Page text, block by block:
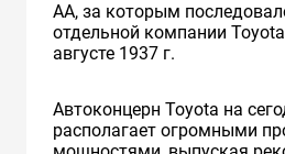
AA, за которым
отдельной компании
августе 1937 г.
Автоконцерн Toyota на
располагает огромными